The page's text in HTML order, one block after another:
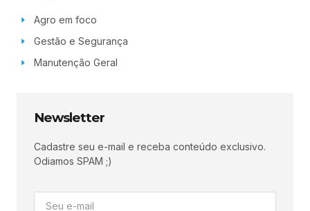
Agro em foco
Gestão e Segurança
Manutenção Geral
Newsletter
Cadastre seu e-mail e receba conteúdo exclusivo.
Odiamos SPAM ;)